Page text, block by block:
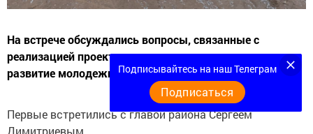
На встрече обсуждались вопросы, связанные с
реализацией проектов и инициатив, направленных на
развитие молодежи в районе.
Первые встретились с главой района Сергеем
Димитриевым.
Подписывайтесь на наш Телеграм
Подписаться